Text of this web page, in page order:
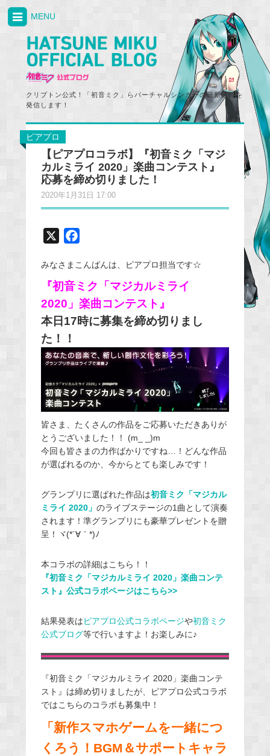
クリプトン公式！「初音ミク」らバーチャルシンガーの最新情報を
発信します！
MENU
ピアプロ
【ピアプロコラボ】『初音ミク「マジ
カルミライ 2020」楽曲コンテスト』
応募を締め切りました！
2020年1月31日 17:00
c
e
b
o
o
k
みなさまこんばんは、ピアプロ担当です☆
『初音ミク「マジカルミライ
2020」楽曲コンテスト』
本日17時に募集を締め切りまし
た！！
皆さま、たくさんの作品をご応募いただきありが
とうございました！！ (m_ _)m
今回も皆さまの力作ばかりですね…！どんな作品
が選ばれるのか、今からとても楽しみです！
グランプリに選ばれた作品は初音ミク「マジカル
ミライ 2020」 のライブステージの1曲として演奏
されます！準グランプリにも豪華プレゼントを贈
呈！ヾ(*´∀｀*)ﾉ
本コラボの詳細はこちら！！
『初音ミク「マジカルミライ 2020」楽曲コンテ
スト』公式コラボページはこちら>>
結果発表はピアプロ公式コラボページや初音ミク
公式ブログ等で行いますよ！お楽しみに♪
『初音ミク「マジカルミライ 2020」楽曲コンテ
スト』は締め切りましたが、ピアプロ公式コラボ
ではこちらのコラボも募集中！
「新作スマホゲームを一緒につ
くろう！BGM＆サポートキャラ